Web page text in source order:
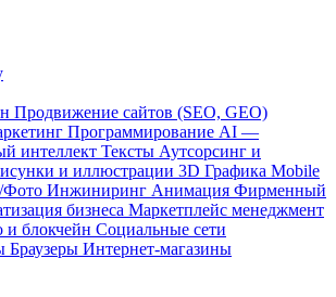
Продвижение сайтов (SEO, GEO)
Программирование AI —
интеллект Тексты Аутсорсинг и
и иллюстрации 3D Графика Mobile
Фото Инжиниринг Анимация Фирменный
бизнеса Маркетплейс менеджмент
и блокчейн Социальные сети
Браузеры Интернет-магазины